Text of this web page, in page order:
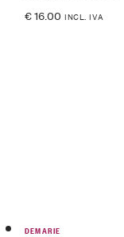
€16.00 INCL. IVA
DEMARIE